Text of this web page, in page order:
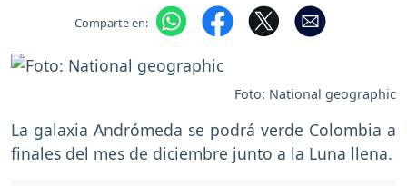
Comparte en:
Foto: National geographic
La galaxia Andrómeda se podrá verde Colombia a
finales del mes de diciembre junto a la Luna llena.